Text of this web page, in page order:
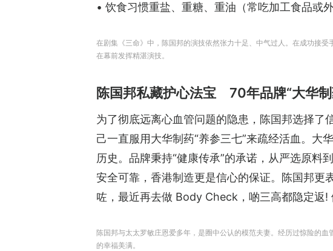
• 饮食习惯重盐、重糖、重油（常吃加工食品或外
在剧集《三命》中，陈国邦的演技依然张力十足、中气过人。在成功接
在幕前发挥精湛演技。
陈国邦私藏护心法宝 70年品牌“大华制
为了彻底远离心血管问题的隐患，陈国邦选择了
己一直服用大华制药“养参三七”来疏经活血。
历史。品牌秉持“健康传承”的承诺，从严选原料
安全可靠，香港制造更是信心的保证。陈国邦更
咗，最近再去做 Body Check，啲三高都隐定返!
陈国邦与太太罗敏庄恩爱多年，是圈中公认的模范夫妻。经历过惊险的
的幸福美满。